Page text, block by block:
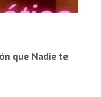
que Nadie te